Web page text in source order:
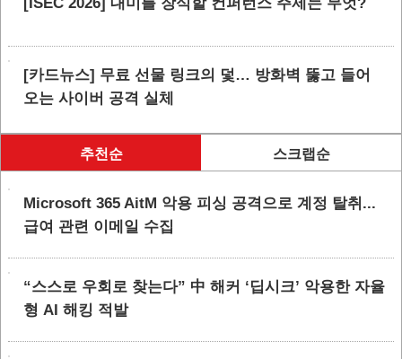
[카드뉴스] 무료 선물 링크의 덫… 방화벽 뚫고 들어
오는 사이버 공격 실체
추천순 스크랩순
Microsoft 365 AitM 악용 피싱 공격으로 계정 탈취...
급여 관련 이메일 수집
“스스로 우회로 찾는다” 中 해커 ‘딥시크’ 악용한 자율
형 AI 해킹 적발